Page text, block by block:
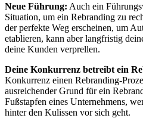
Neue Führung: Auch ein
Situation, um ein Rebranding zu
der perfekte Weg erscheinen, um
etablieren, kann aber langfristig
deine Kunden verprellen.
Deine Konkurrenz betreibt ein
Konkurrenz einen Rebranding-
ausreichender Grund für ein
Fußstapfen eines Unternehmens,
hinter den Kulissen vor sich geht.